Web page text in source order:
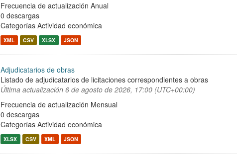
Frecuencia de actualización Anual
0 descargas
Categorías Actividad económica
XML CSV XLSX JSON
Adjudicatarios de obras
Listado de adjudicatarios de licitaciones correspondientes a obras
Última actualización 6 de agosto de 2026, 17:00 (UTC+00:00)
Frecuencia de actualización Mensual
0 descargas
Categorías Actividad económica
XLSX CSV XML JSON